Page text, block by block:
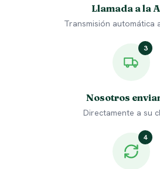
Llamada a la
Transmisión automática
3
Nosotros
Directamente a su
4